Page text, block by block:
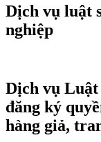
Dịch vụ luật
nghiệp
Dịch vụ
đăng ký
hàng giả,